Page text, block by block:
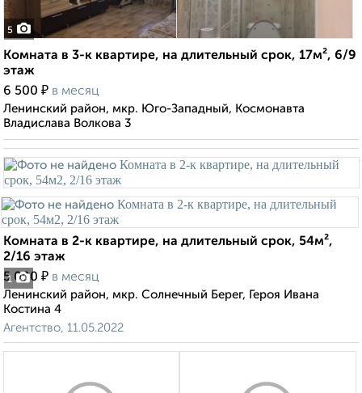
5
Комната в 3-к квартире, на длительный срок, 17м², 6/9
этаж
6 500 ₽ в месяц
Ленинский район, мкр. Юго-Западный, Космонавта
Владислава Волкова 3
1
Комната в 2-к квартире, на длительный срок, 54м²,
2/16 этаж
5 000 ₽ в месяц
Ленинский район, мкр. Солнечный Берег, Героя Ивана
Костина 4
Агентство, 11.05.2022